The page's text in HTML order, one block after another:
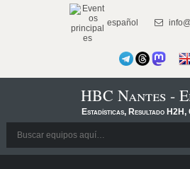
español
HBC Nantes -
Estadísticas, Resultado